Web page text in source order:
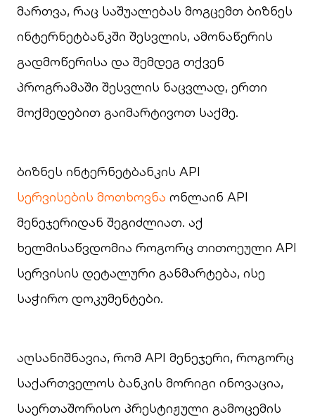
მართვა, რაც საშუალებას მოგცემთ ბიზნეს
ინტერნეტბანკში შესვლის, ამონაწერის
გადმოწერისა და შემდეგ თქვენ
პროგრამაში შესვლის ნაცვლად, ერთი
მოქმედებით გაიმარტივოთ საქმე.
ბიზნეს ინტერნეტბანკის API
სერვისების მოთხოვნა ონლაინ API
მენეჯერიდან შეგიძლიათ. აქ
ხელმისაწვდომია როგორც თითოეული API
სერვისის დეტალური განმარტება, ისე
საჭირო დოკუმენტები.
აღსანიშნავია, რომ API მენეჯერი, როგორც
საქართველოს ბანკის მორიგი ინოვაცია,
საერთაშორისო პრესტიჟული გამოცემის